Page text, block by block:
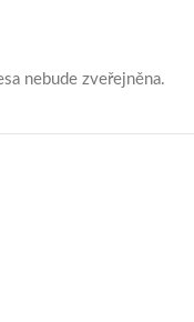
nebude zveřejněna.